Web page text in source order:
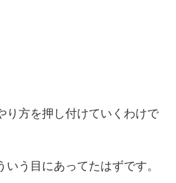
り方を押し付けていくわけで
う目にあってたはずです。